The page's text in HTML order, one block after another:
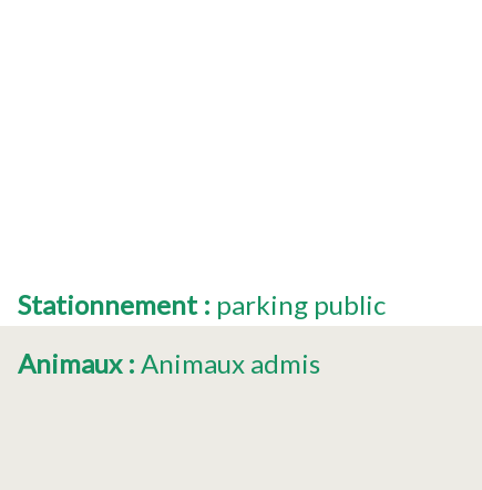
Stationnement : parking public
Animaux : Animaux admis